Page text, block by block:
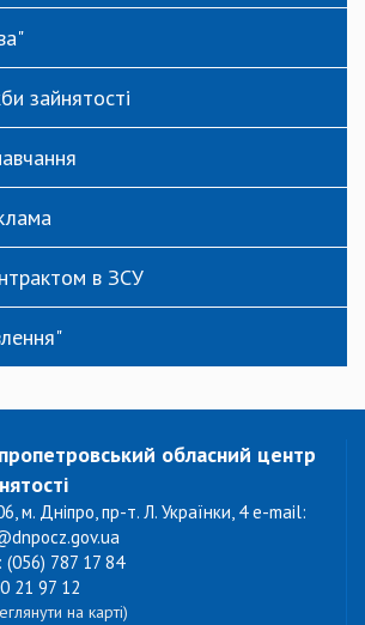
зайнятості
в ЗСУ
обласний центр
м. Дніпро, пр-т. Л. Українки, 4 e-mail:
(056) 787 17 84
21 97 12
на карті)